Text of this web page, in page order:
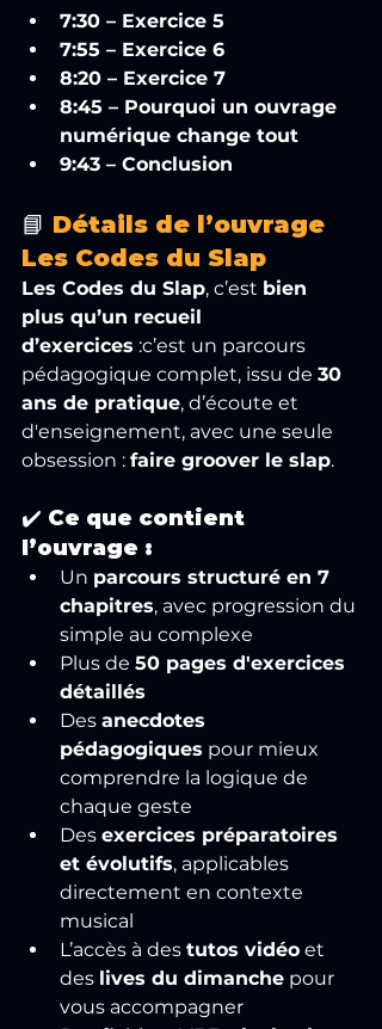
7:30 – Exercice 5
7:55 – Exercice 6
8:20 – Exercice 7
8:45 – Pourquoi un ouvrage
numérique change tout
9:43 – Conclusion
📘 Détails de l’ouvrage
Les Codes du Slap
Les Codes du Slap, c’est bien
plus qu’un recueil
d’exercices :c’est un parcours
pédagogique complet, issu de 30
ans de pratique, d’écoute et
d'enseignement, avec une seule
obsession : faire groover le slap.
✔️ Ce que contient
l’ouvrage :
Un parcours structuré en 7
chapitres, avec progression du
simple au complexe
Plus de 50 pages d'exercices
détaillés
Des anecdotes
pédagogiques pour mieux
comprendre la logique de
chaque geste
Des exercices préparatoires
et évolutifs, applicables
directement en contexte
musical
L’accès à des tutos vidéo et
des lives du dimanche pour
vous accompagner